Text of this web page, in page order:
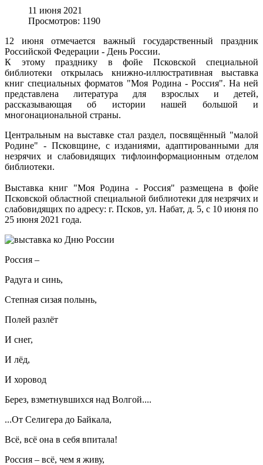
11 июня 2021
Просмотров: 1190
12 июня отмечается важный государственный праздник
Российской Федерации - День России.
К этому празднику в фойе Псковской специальной
библиотеки открылась книжно-иллюстративная выставка
книг специальных форматов "Моя Родина - Россия". На ней
представлена литература для взрослых и детей,
рассказывающая об истории нашей большой и
многонациональной страны.
Центральным на выставке стал раздел, посвящённый "малой
Родине" - Псковщине, с изданиями, адаптированными для
незрячих и слабовидящих тифлоинформационным отделом
библиотеки.
Выставка книг "Моя Родина - Россия" размещена в фойе
Псковской областной специальной библиотеки для незрячих и
слабовидящих по адресу: г. Псков, ул. Набат, д. 5, с 10 июня по
25 июня 2021 года.
Россия –
Радуга и синь,
Степная сизая полынь,
Полей разлёт
И снег,
И лёд,
И хоровод
Берез, взметнувшихся над Волгой....
...От Селигера до Байкала,
Всё, всё она в себя впитала!
Россия – всё, чем я живу,